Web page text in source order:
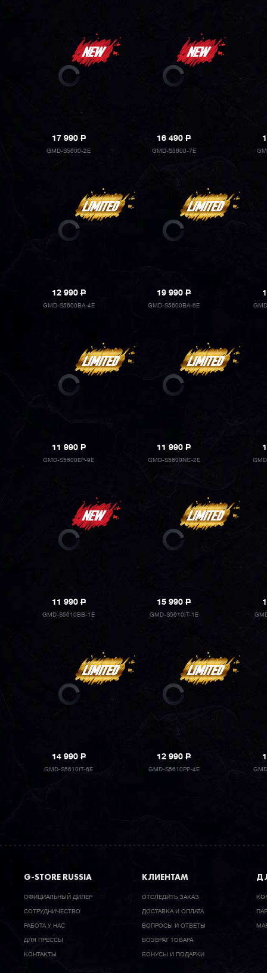
17 990P
GMD-S5600-2E
16 490P
GMD-S5600-7E
12 990P
GMD-S5600BA-4E
19 990P
GMD-S5600BA-6E
11 990P
GMD-S5600EP-9E
11 990P
GMD-S5600NC-2E
11 990P
GMD-S5610BB-1E
15 990P
GMD-S5610IT-1E
14 990P
GMD-S5610IT-6E
12 990P
GMD-S5610PP-4E
G-STORE RUSSIA
ОФИЦИАЛЬНЫЙ ДИЛЕР
CОТРУДНИЧЕСТВО
РАБОТА У НАС
ДЛЯ ПРЕССЫ
КОНТАКТЫ
КЛИЕНТАМ
ОТСЛЕДИТЬ ЗАКАЗ
ДОСТАВКА И ОПЛАТА
ВОПРОСЫ И ОТВЕТЫ
ВОЗВРАТ ТОВАРА
БОНУСЫ И ПОДАРКИ